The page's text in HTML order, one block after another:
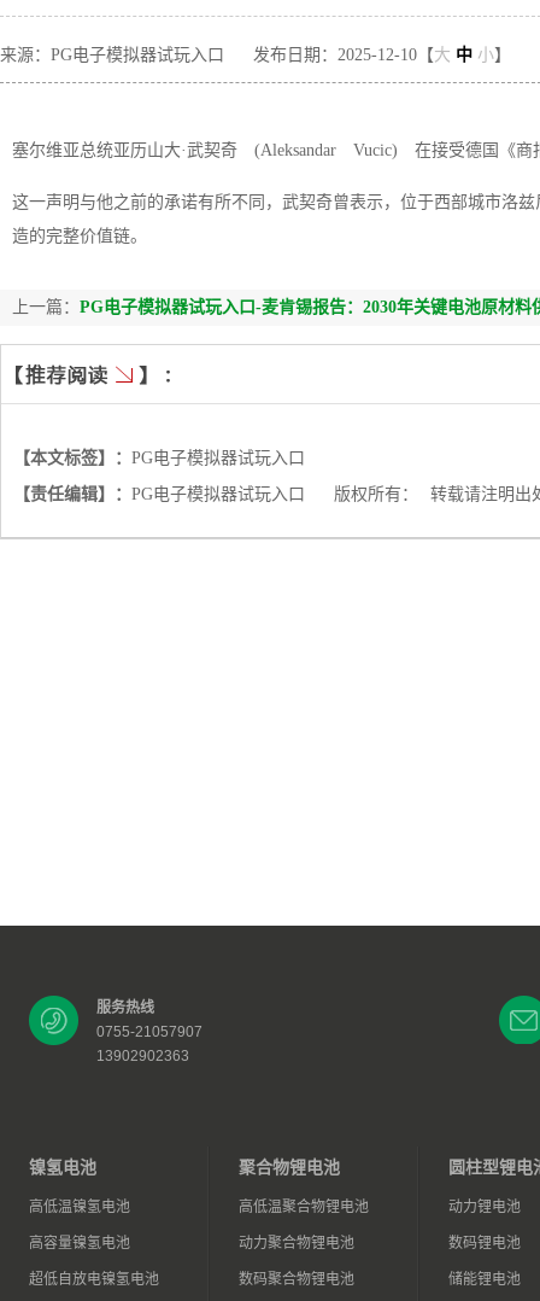
来源：PG电子模拟器试玩入口 发布日期：2025-12-10【大 中 小】
塞尔维亚总统亚历山大·武契奇 (Aleksandar Vucic) 在接受德国《商
这一声明与他之前的承诺有所不同，武契奇曾表示，位于西部城市洛
造的完整价值链。
上一篇： PG电子模拟器试玩入口-麦肯锡报告：2030年关键电池原材料
【本文标签】： PG电子模拟器试玩入口
【责任编辑】： PG电子模拟器试玩入口 版权所有： 转载请注明出
服务热线
0755-21057907
13902902363
镍氢电池
高低温镍氢电池
高容量镍氢电池
超低自放电镍氢电池
聚合物锂电池
高低温聚合物锂电池
动力聚合物锂电池
数码聚合物锂电池
圆柱型锂电
动力锂电池
数码锂电池
储能锂电池